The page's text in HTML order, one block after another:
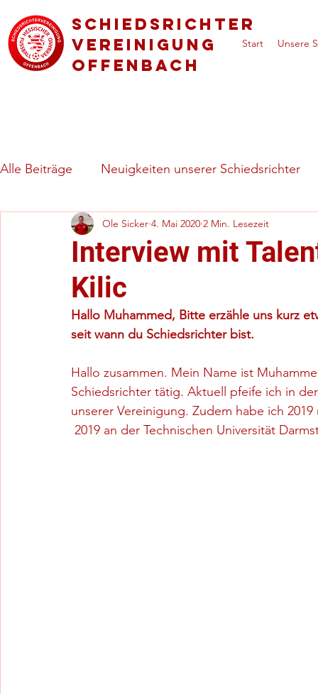
Schiedsrichter
vereinigung
Offenbach
Start Unsere
Alle Beiträge Neuigkeiten unserer Schiedsrichter
Regeln & besondere Spielsituationen
Interview mit
Kilic
Ole Sicker 4. Mai 2020 2 Min. Lesezeit
Hallo Muhammed, Bitte erzähle uns kurz
seit wann du Schiedsrichter bist.
Hallo zusammen. Mein Name ist
Schiedsrichter tätig. Aktuell pfeife ich in
unserer Vereinigung. Zudem habe ich
2019 an der Technischen Universität